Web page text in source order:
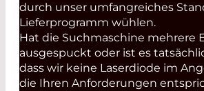
durch unser umfangreiches
Lieferprogramm wühlen.
Hat die Suchmaschine mehrere
ausgespuckt oder ist es
dass wir keine Laserdiode im
die Ihren Anforderungen